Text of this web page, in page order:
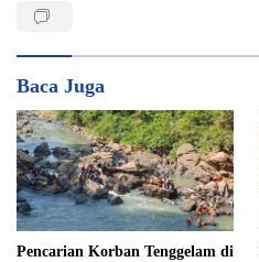
Baca Juga
Pencarian Korban Tenggelam di